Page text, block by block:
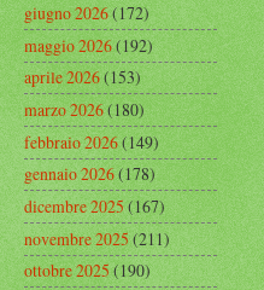
giugno 2026(172)
maggio 2026(192)
aprile 2026(153)
marzo 2026(180)
febbraio 2026(149)
gennaio 2026(178)
dicembre 2025(167)
novembre 2025(211)
ottobre 2025(190)